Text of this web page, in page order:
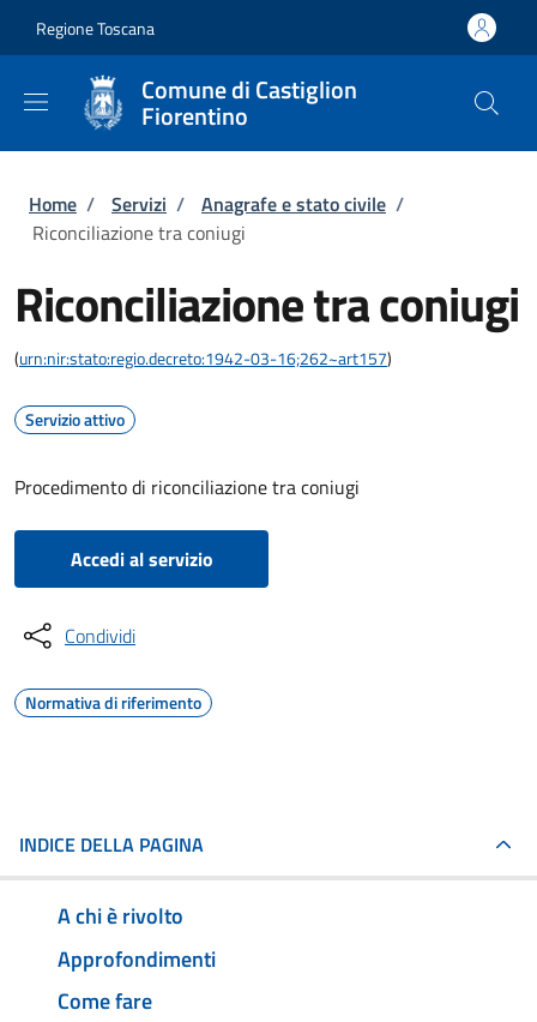
Regione Toscana
Comune di Castiglion
Fiorentino
Briciole di pane
Home / Servizi / Anagrafe e stato civile /
Riconciliazione tra coniugi
Riconciliazione tra coniugi
(urn:nir:stato:regio.decreto:1942-03-16;262~art157)
Servizio attivo
Procedimento di riconciliazione tra coniugi
Accedi al servizio
Condividi
Normativa di riferimento
INDICE DELLA PAGINA
A chi è rivolto
Approfondimenti
Come fare